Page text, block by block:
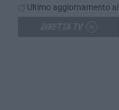
Ultimo aggiornamento